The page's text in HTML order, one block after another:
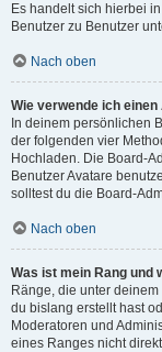
Es handelt sich hierbei
Benutzer zu Benutzer
Nach oben
Wie verwende ich
In deinem persönlichen
der folgenden vier
Hochladen. Die Board-
Benutzer Avatare
solltest du die Board-
Nach oben
Was ist mein Rang und
Ränge, die unter
du bislang erstellt hast
Moderatoren und
eines Ranges nicht